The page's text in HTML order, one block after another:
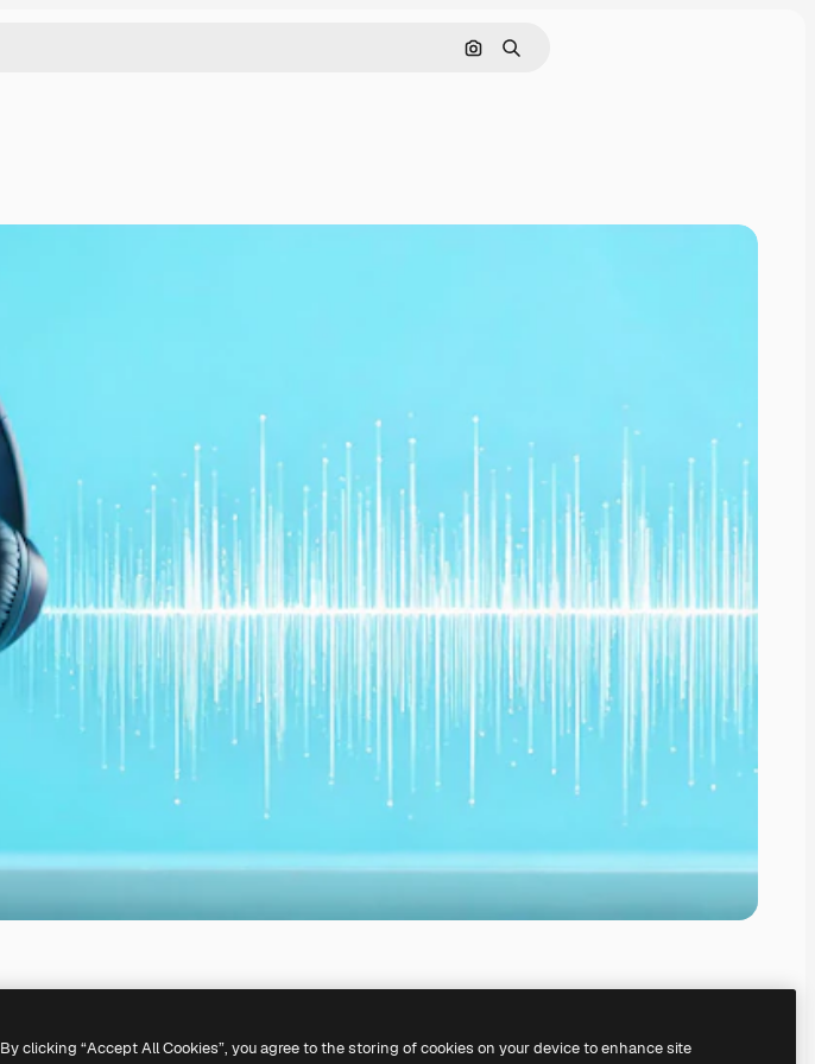
Buscar por imagen
Buscar
By clicking “Accept All Cookies”, you agree to the storing of cookies on your device to enhance site